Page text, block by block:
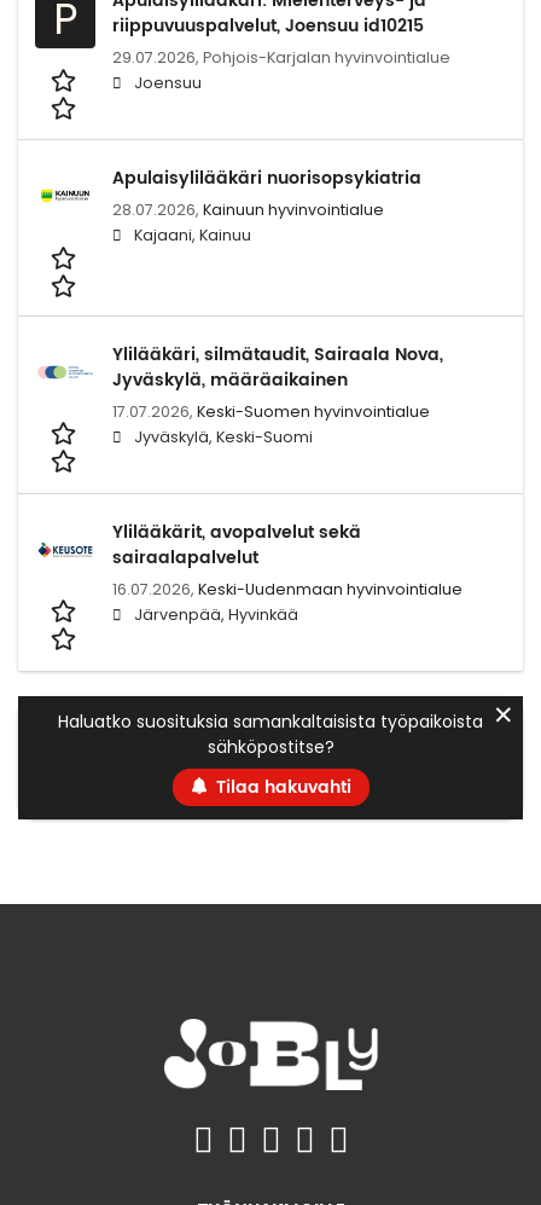
P
riippuvuuspalvelut, Joensuu id10215
29.07.2026, Pohjois-Karjalan hyvinvointialue
Joensuu
Apulaisylilääkäri nuorisopsykiatria
28.07.2026, Kainuun hyvinvointialue
Kajaani, Kainuu
Ylilääkäri, silmätaudit, Sairaala Nova,
Jyväskylä, määräaikainen
17.07.2026, Keski-Suomen hyvinvointialue
Jyväskylä, Keski-Suomi
Ylilääkärit, avopalvelut sekä
sairaalapalvelut
16.07.2026, Keski-Uudenmaan hyvinvointialue
Järvenpää, Hyvinkää
Haluatko suosituksia samankaltaisista työpaikoista
sähköpostitse?
Tilaa hakuvahti
✕